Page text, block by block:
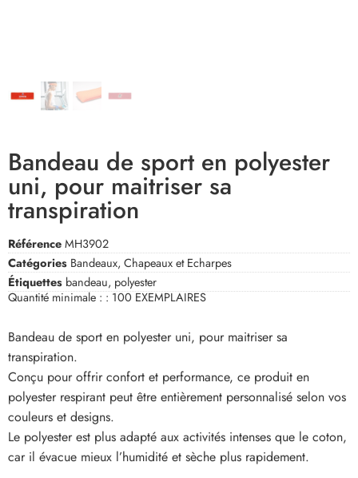
Bandeau de sport en polyester
uni, pour maitriser sa
transpiration
RéférenceMH3902
Catégories Bandeaux, Chapeaux et Echarpes
Étiquettes bandeau, polyester
Quantité minimale : :100 EXEMPLAIRES
Bandeau de sport en polyester uni, pour maitriser sa
transpiration.
Conçu pour offrir confort et performance, ce produit en
polyester respirant peut être entièrement personnalisé selon vos
couleurs et designs.
Le polyester est plus adapté aux activités intenses que le coton,
car il évacue mieux l’humidité et sèche plus rapidement.